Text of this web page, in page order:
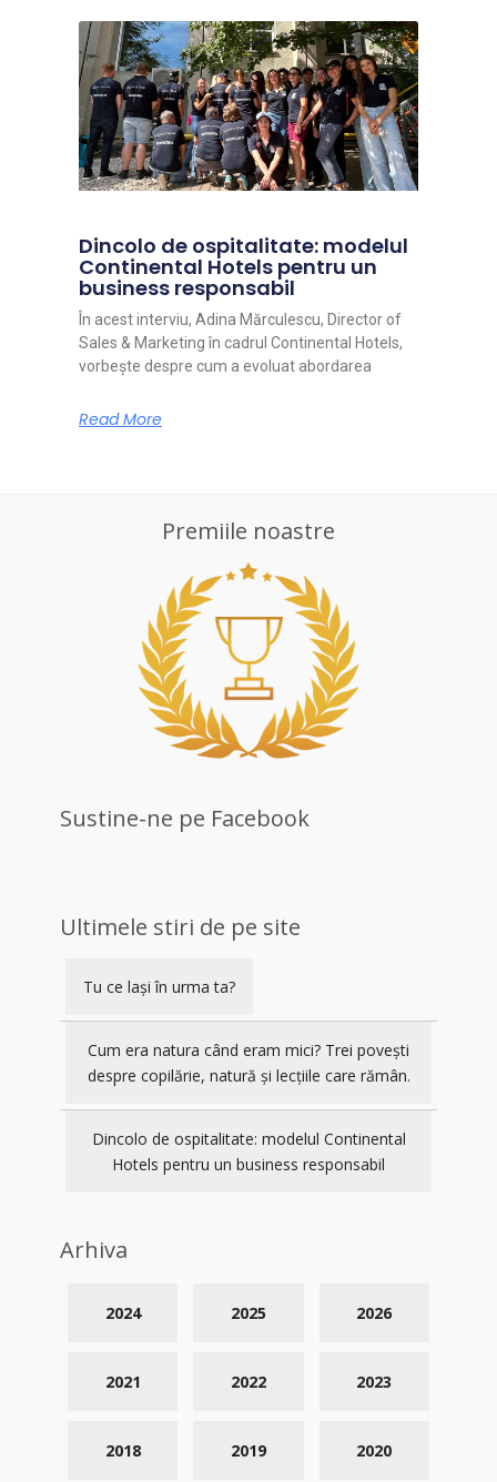
Dincolo de ospitalitate: modelul
Continental Hotels pentru un
business responsabil
În acest interviu, Adina Mărculescu, Director of
Sales & Marketing în cadrul Continental Hotels,
vorbește despre cum a evoluat abordarea
Read More
Premiile noastre
Sustine-ne pe Facebook
Ultimele stiri de pe site
Tu ce lași în urma ta?
Cum era natura când eram mici? Trei povești
despre copilărie, natură și lecțiile care rămân.
Dincolo de ospitalitate: modelul Continental
Hotels pentru un business responsabil
Arhiva
2026
2025
2024
2023
2022
2021
2020
2019
2018